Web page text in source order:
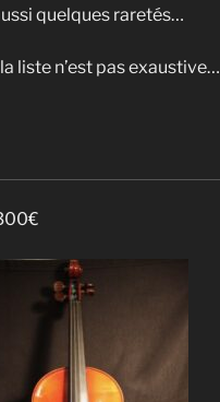
quelques raretés…
liste n’est pas exaustive…